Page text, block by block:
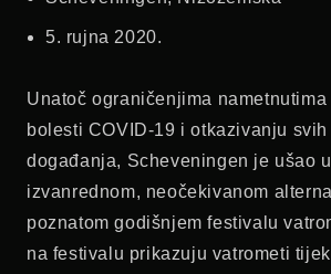
5. rujna 2020.
Unatoč ograničenjima
bolesti COVID-19 i otkazivanju
događanja, Scheveningen je ušao
izvanrednom, neočekivanom
poznatom godišnjem festivalu
na festivalu prikazuju vatrometi